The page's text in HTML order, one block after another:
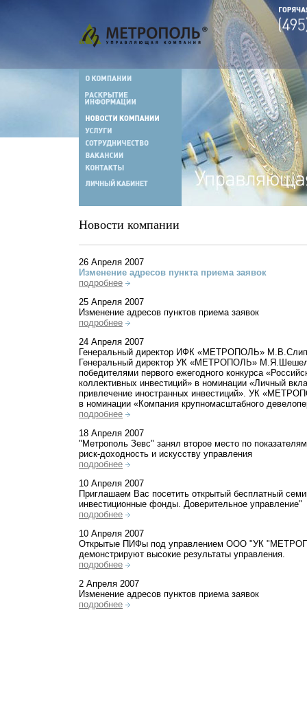
Новости компании
26 Апреля 2007
Изменение адресов пункта приема заявок
подробнее
25 Апреля 2007
Изменение адресов пунктов приема заявок
подробнее
24 Апреля 2007
Генеральный директор ИФК «МЕТРОПОЛЬ»
Генеральный директор УК «МЕТРОПОЛЬ»
победителями первого ежегодного конкурса
коллективных инвестиций» в номинации «Личный
привлечение иностранных инвестиций». УК
в номинации «Компания крупномасштабного
подробнее
18 Апреля 2007
"Метрополь Зевс" занял второе место по
риск-доходность и искусству управления
подробнее
10 Апреля 2007
Приглашаем Вас посетить открытый бесплатный
инвестиционные фонды. Доверительное управление"
подробнее
10 Апреля 2007
Открытые ПИФы под управлением ООО "УК
демонстрируют высокие результаты управления.
подробнее
2 Апреля 2007
Изменение адресов пунктов приема заявок
подробнее